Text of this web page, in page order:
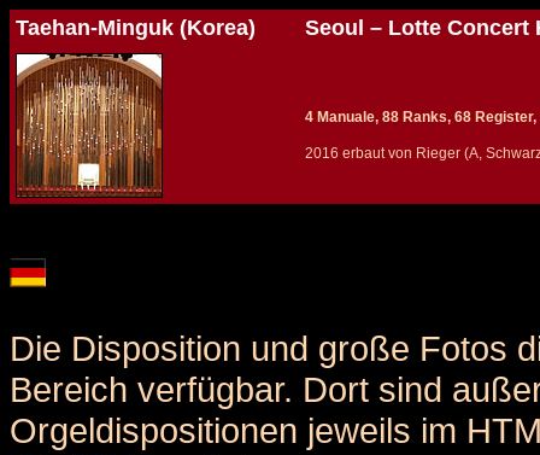
Taehan-Minguk (Korea) Seoul – Lotte Concert
4 Manuale, 88 Ranks, 68
2016 erbaut von Rieger (A,
Die Disposition und große Fotos
Bereich verfügbar. Dort sind
Orgeldispositionen jeweils im